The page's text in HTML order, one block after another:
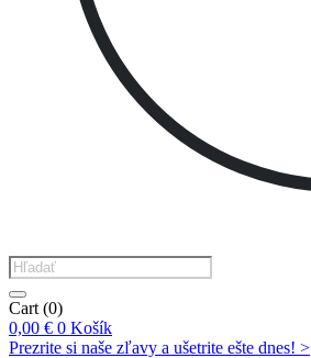
Products
search
Cart (0)
0,00 € 0 Košík
Prezrite si naše zľavy a ušetrite ešte dnes! >​